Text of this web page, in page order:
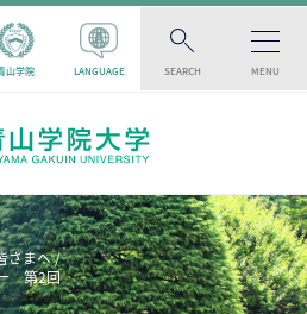
山学院 LANGUAGE SEARCH MENU
さまへ
第2回